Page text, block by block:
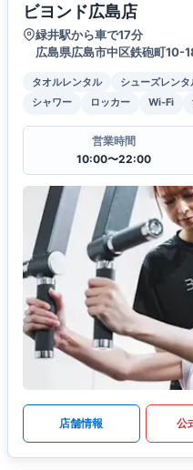
ビヨンド広島店
緑井駅から車で17分
広島県広島市中区鉄砲町10-
タオルレンタル シューズレンタ
シャワー
ロッカー Wi-Fi
営業時間
10:00〜22:00
店舗情報 公